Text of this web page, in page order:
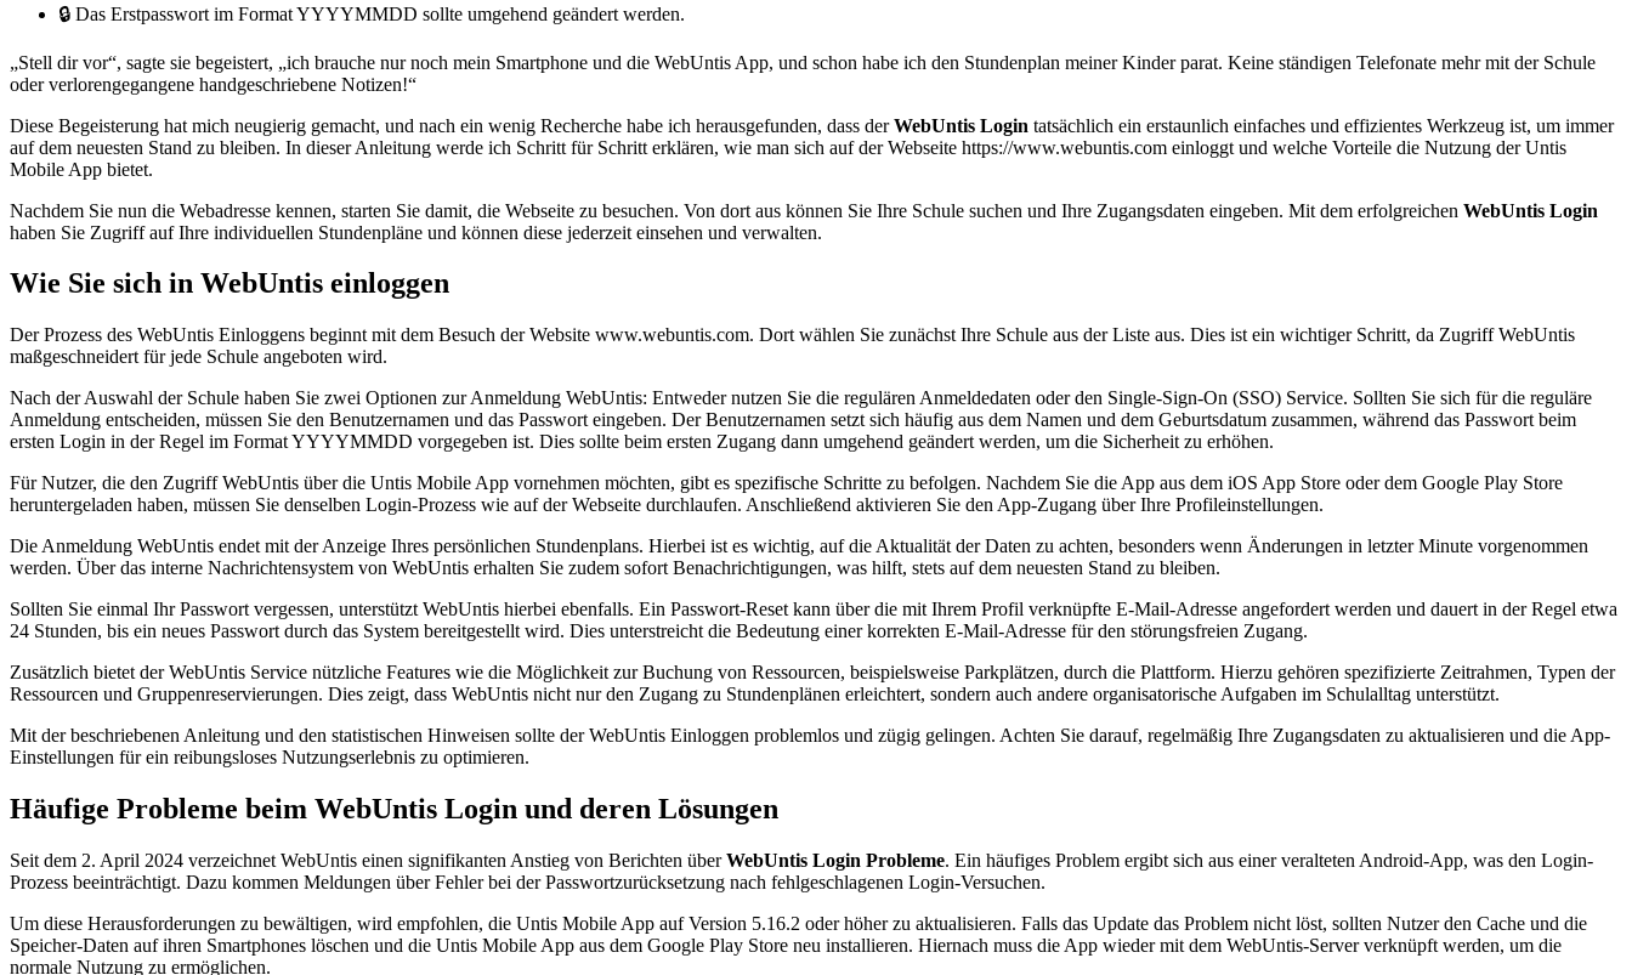
🔒 Das Erstpasswort im Format YYYYMMDD sollte umgehend geändert werden.
„Stell dir vor“, sagte sie begeistert, „ich brauche nur noch mein Smartphone und die WebUntis App, und schon habe ich den Stundenplan meiner Kinder parat. Keine ständigen Telefonate mehr mit der Schule
oder verlorengegangene handgeschriebene Notizen!“
Diese Begeisterung hat mich neugierig gemacht, und nach ein wenig Recherche habe ich herausgefunden, dass derWebUntis Login tatsächlich ein erstaunlich einfaches und effizientes Werkzeug ist, um immer
auf dem neuesten Stand zu bleiben. In dieser Anleitung werde ich Schritt für Schritt erklären, wie man sich auf der Webseite https://www.webuntis.com einloggt und welche Vorteile die Nutzung der Untis
Mobile App bietet.
Nachdem Sie nun die Webadresse kennen, starten Sie damit, die Webseite zu besuchen. Von dort aus können Sie Ihre Schule suchen und Ihre Zugangsdaten eingeben. Mit dem erfolgreichen WebUntis Login
haben Sie Zugriff auf Ihre individuellen Stundenpläne und können diese jederzeit einsehen und verwalten.
Wie Sie sich in WebUntis einloggen
Der Prozess des WebUntis Einloggens beginnt mit dem Besuch der Website www.webuntis.com. Dort wählen Sie zunächst Ihre Schule aus der Liste aus. Dies ist ein wichtiger Schritt, da Zugriff WebUntis
maßgeschneidert für jede Schule angeboten wird.
Nach der Auswahl der Schule haben Sie zwei Optionen zur Anmeldung WebUntis: Entweder nutzen Sie die regulären Anmeldedaten oder den Single-Sign-On (SSO) Service. Sollten Sie sich für die reguläre
Anmeldung entscheiden, müssen Sie den Benutzernamen und das Passwort eingeben. Der Benutzernamen setzt sich häufig aus dem Namen und dem Geburtsdatum zusammen, während das Passwort beim
ersten Login in der Regel im Format YYYYMMDD vorgegeben ist. Dies sollte beim ersten Zugang dann umgehend geändert werden, um die Sicherheit zu erhöhen.
Für Nutzer, die den Zugriff WebUntis über die Untis Mobile App vornehmen möchten, gibt es spezifische Schritte zu befolgen. Nachdem Sie die App aus dem iOS App Store oder dem Google Play Store
heruntergeladen haben, müssen Sie denselben Login-Prozess wie auf der Webseite durchlaufen. Anschließend aktivieren Sie den App-Zugang über Ihre Profileinstellungen.
Die Anmeldung WebUntis endet mit der Anzeige Ihres persönlichen Stundenplans. Hierbei ist es wichtig, auf die Aktualität der Daten zu achten, besonders wenn Änderungen in letzter Minute vorgenommen
werden. Über das interne Nachrichtensystem von WebUntis erhalten Sie zudem sofort Benachrichtigungen, was hilft, stets auf dem neuesten Stand zu bleiben.
Sollten Sie einmal Ihr Passwort vergessen, unterstützt WebUntis hierbei ebenfalls. Ein Passwort-Reset kann über die mit Ihrem Profil verknüpfte E-Mail-Adresse angefordert werden und dauert in der Regel etwa
24 Stunden, bis ein neues Passwort durch das System bereitgestellt wird. Dies unterstreicht die Bedeutung einer korrekten E-Mail-Adresse für den störungsfreien Zugang.
Zusätzlich bietet der WebUntis Service nützliche Features wie die Möglichkeit zur Buchung von Ressourcen, beispielsweise Parkplätzen, durch die Plattform. Hierzu gehören spezifizierte Zeitrahmen, Typen der
Ressourcen und Gruppenreservierungen. Dies zeigt, dass WebUntis nicht nur den Zugang zu Stundenplänen erleichtert, sondern auch andere organisatorische Aufgaben im Schulalltag unterstützt.
Mit der beschriebenen Anleitung und den statistischen Hinweisen sollte der WebUntis Einloggen problemlos und zügig gelingen. Achten Sie darauf, regelmäßig Ihre Zugangsdaten zu aktualisieren und die App-
Einstellungen für ein reibungsloses Nutzungserlebnis zu optimieren.
Häufige Probleme beim WebUntis Login und deren Lösungen
Seit dem 2. April 2024 verzeichnet WebUntis einen signifikanten Anstieg von Berichten überWebUntis Login Probleme. Ein häufiges Problem ergibt sich aus einer veralteten Android-App, was den Login-
Prozess beeinträchtigt. Dazu kommen Meldungen über Fehler bei der Passwortzurücksetzung nach fehlgeschlagenen Login-Versuchen.
Um diese Herausforderungen zu bewältigen, wird empfohlen, die Untis Mobile App auf Version 5.16.2 oder höher zu aktualisieren. Falls das Update das Problem nicht löst, sollten Nutzer den Cache und die
Speicher-Daten auf ihren Smartphones löschen und die Untis Mobile App aus dem Google Play Store neu installieren. Hiernach muss die App wieder mit dem WebUntis-Server verknüpft werden, um die
normale Nutzung zu ermöglichen.